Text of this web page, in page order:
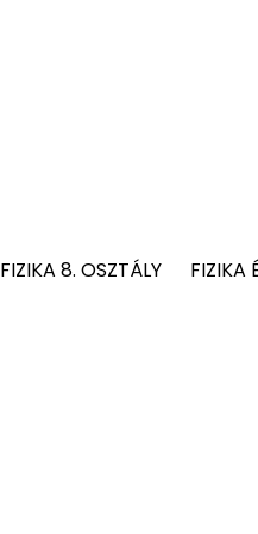
FIZIKA 8. OSZTÁLY FIZIKA